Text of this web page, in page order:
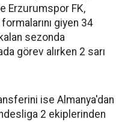
Erzurumspor FK,
giyen 34
sezonda
görev alırken 2 sarı
ise Almanya'dan
2 ekiplerinden